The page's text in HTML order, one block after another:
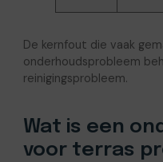
De kernfout die vaak
onderhoudsprobleem
reinigingsprobleem.
Wat is een
voor terras